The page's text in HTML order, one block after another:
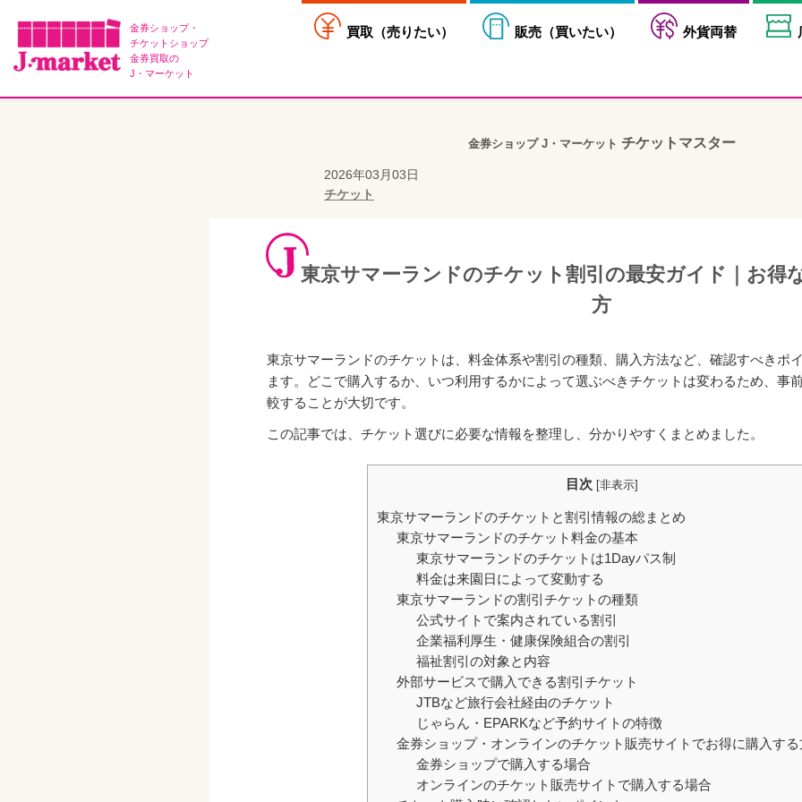
金券ショップ・
チケットショップ
金券買取の
J・マーケット
買取（売りたい） 販売（買いたい） 外貨両替
金券ショップ J・マーケット チケットマスター
2026年03月03日
チケット
東京サマーランドのチケット割引の最安ガイド｜お得
方
東京サマーランドのチケットは、料金体系や割引の種類、購入方法など、確認すべきポ
ます。どこで購入するか、いつ利用するかによって選ぶべきチケットは変わるため、事
較することが大切です。
この記事では、チケット選びに必要な情報を整理し、分かりやすくまとめました。
目次 [非表示]
東京サマーランドのチケットと割引情報の総まとめ
東京サマーランドのチケット料金の基本
東京サマーランドのチケットは1Dayパス制
料金は来園日によって変動する
東京サマーランドの割引チケットの種類
公式サイトで案内されている割引
企業福利厚生・健康保険組合の割引
福祉割引の対象と内容
外部サービスで購入できる割引チケット
JTBなど旅行会社経由のチケット
じゃらん・EPARKなど予約サイトの特徴
金券ショップ・オンラインのチケット販売サイトでお得に購入する
金券ショップで購入する場合
オンラインのチケット販売サイトで購入する場合